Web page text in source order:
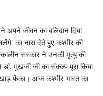
अपने जीवन का बलिदान दिया
का नारा देते हुए कश्मीर की
सरकार ने उनकी मृत्यु की
मुखर्जी जी का संकल्प पूरा किया
फेंका। आज कश्मीर भारत का